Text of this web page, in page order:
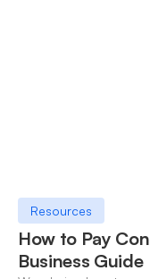
Resources
How to Pay
Business Guide